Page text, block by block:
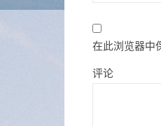
在此浏览器中
评论